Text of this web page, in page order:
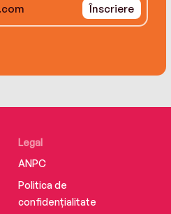
Înscriere
Legal
ANPC
Politica de
confidențialitate